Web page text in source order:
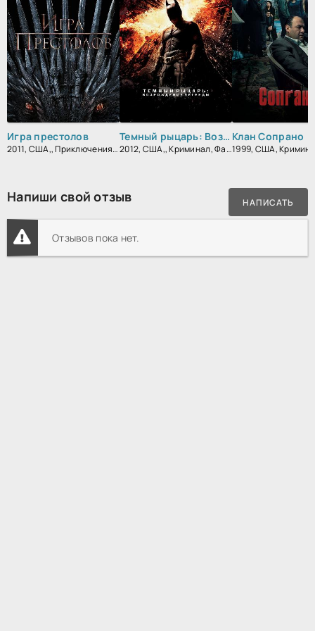
Игра престолов
2011, США,, Приключения, Фэнтези, Блокбастер, Мистический, Боевик, Зарубежный, Мелодрама, Драма
Темный рыцарь: Возрождение легенды
2012, США,, Криминал, Фантастика, Боевик, Триллер, Зарубежный, Драма
Клан Сопрано
Напиши свой отзыв НАПИСАТЬ
Отзывов пока нет.